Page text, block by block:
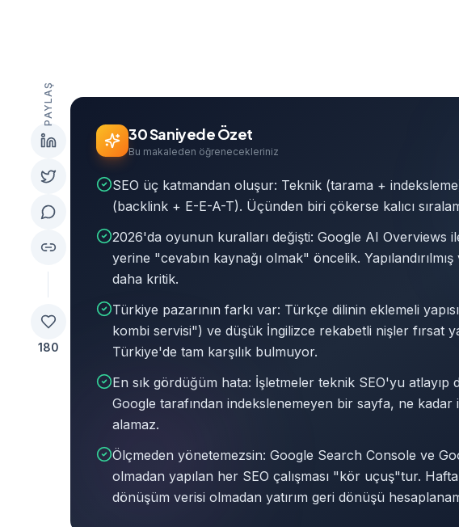
PAYLAŞ
180
30 Saniyede Özet
Bu makaleden öğrenecekleriniz
SEO üç katmandan oluşur: Teknik (tarama +
(backlink + E-E-A-T). Üçünden biri çökerse kalıcı
2026'da oyunun kuralları değişti: Google AI Overviews
yerine "cevabın kaynağı olmak" öncelik.
daha kritik.
Türkiye pazarının farkı var: Türkçe dilinin eklemeli
kombi servisi") ve düşük İngilizce rekabetli nişler fırsat
Türkiye'de tam karşılık bulmuyor.
En sık gördüğüm hata: İşletmeler teknik SEO'yu atlayıp
Google tarafından indekslenemeyen bir sayfa, ne kadar
alamaz.
Ölçmeden yönetemezsin: Google Search Console ve
olmadan yapılan her SEO çalışması "kör uçuş"tur.
dönüşüm verisi olmadan yatırım geri dönüşü
SEO üç katmandan oluşur: Teknik